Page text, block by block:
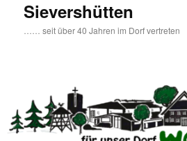
Sievershütten
…… seit über 40 Jahren im Dorf vertreten